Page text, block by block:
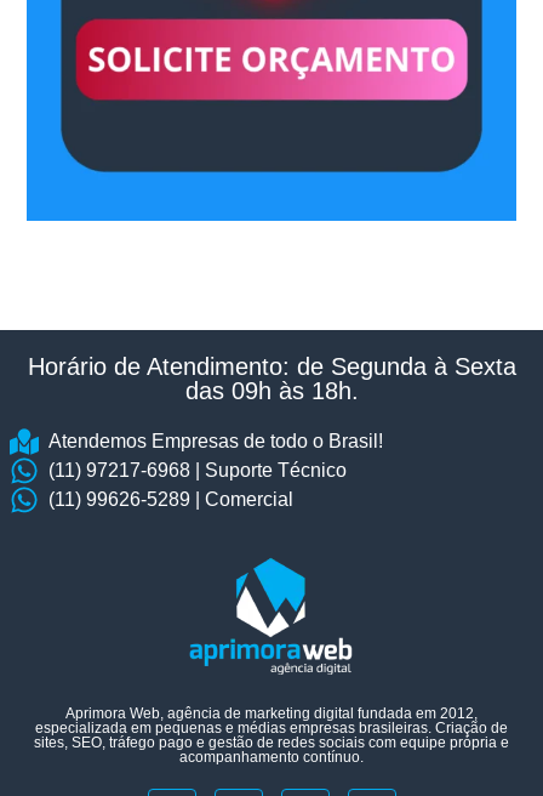
Horário de Atendimento: de Segunda à Sexta
das 09h às 18h.​
Atendemos Empresas de todo o Brasil!
(11) 97217-6968 | Suporte Técnico
(11) 99626-5289 | Comercial
Aprimora Web, agência de marketing digital fundada em 2012,
especializada em pequenas e médias empresas brasileiras. Criação de
sites, SEO, tráfego pago e gestão de redes sociais com equipe própria e
acompanhamento contínuo.